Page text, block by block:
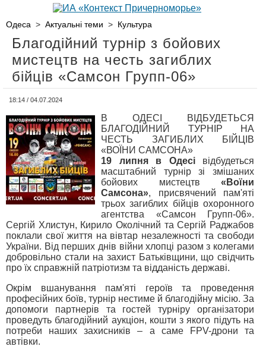
Одеса > Актуальні теми > Культура
Благодійний турнір з бойових
мистецтв на честь загиблих
бійців «Самсон Групп-06»
18:14 / 04.07.2024
В ОДЕСІ ВІДБУДЕТЬСЯ
БЛАГОДІЙНИЙ ТУРНІР НА
ЧЕСТЬ ЗАГИБЛИХ БІЙЦІВ
«ВОЇНИ САМСОНА»
19 липня в Одесі відбудеться
масштабний турнір зі змішаних
бойових мистецтв «Воїни
Самсона», присвячений пам'яті
трьох загиблих бійців охоронного
агентства «Самсон Групп-06».
Сергій Хлистун, Кирило Околічний та Сергій Раджабов
поклали свої життя на вівтар незалежності та свободи
України. Від перших днів війни хлопці разом з колегами
добровільно стали на захист Батьківщини, що свідчить
про їх справжній патріотизм та відданість державі.
Окрім вшанування пам'яті героїв та проведення
професійних боїв, турнір нестиме й благодійну місію. За
допомоги партнерів та гостей турніру організатори
проведуть благодійний аукціон, кошти з якого підуть на
потреби наших захисників – а саме FPV-дрони та
автівки.